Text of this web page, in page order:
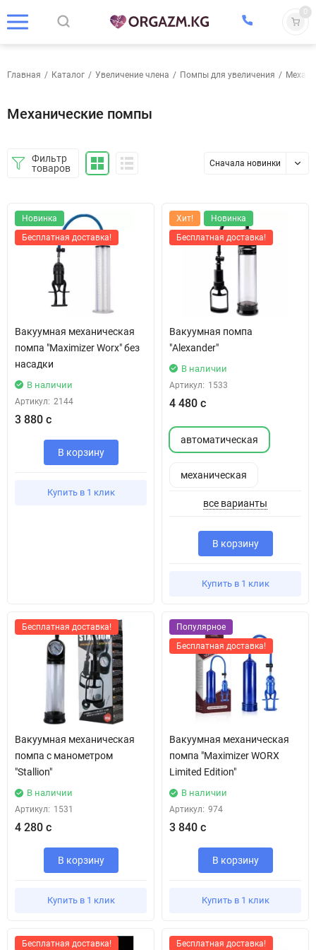
0
Главная / Каталог / Увеличение члена / Помпы для увеличения /
Механические помпы
Фильтр
товаров
Сначала новинки
Новинка
Бесплатная доставка!
Вакуумная механическая
помпа "Maximizer Worx" без
насадки
В наличии
Артикул: 2144
3 880 с
В корзину
Купить в 1 клик
Хит!
Новинка
Бесплатная доставка!
Вакуумная помпа
"Alexander"
В наличии
Артикул: 1533
4 480 с
автоматическая
механическая
все варианты
В корзину
Купить в 1 клик
Бесплатная доставка!
Вакуумная механическая
помпа с манометром
"Stallion"
В наличии
Артикул: 1531
4 280 с
В корзину
Купить в 1 клик
Популярное
Бесплатная доставка!
Вакуумная механическая
помпа "Maximizer WORX
Limited Edition"
В наличии
Артикул: 974
3 840 с
В корзину
Купить в 1 клик
Бесплатная доставка! Бесплатная доставка!